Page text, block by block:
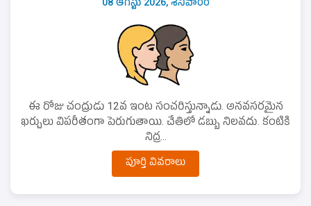
08 ఆగస్టు 2026, శనివారం
ఈ రోజు చంద్రుడు 12వ ఇంట సంచరిస్తున్నాడు. అనవసరమైన
ఖర్చులు విపరీతంగా పెరుగుతాయి. చేతిలో డబ్బు నిలవదు. కంటికి
నిద్ర...
పూర్తి వివరాలు